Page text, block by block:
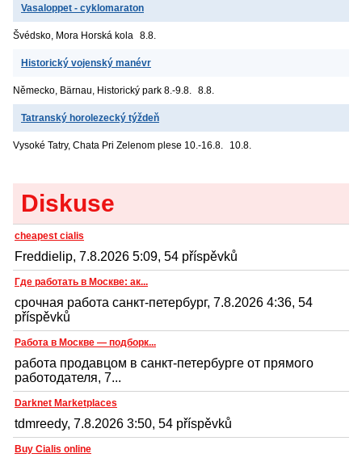
Vasaloppet - cyklomaraton
Švédsko, Mora Horská kola 8.8.
Historický vojenský manévr
Německo, Bärnau, Historický park 8.-9.8. 8.8.
Tatranský horolezecký týždeň
Vysoké Tatry, Chata Pri Zelenom plese 10.-16.8. 10.8.
Diskuse
cheapest cialis
Freddielip, 7.8.2026 5:09, 54 příspěvků
Где работать в Москве: ак...
срочная работа санкт-петербург, 7.8.2026 4:36, 54
příspěvků
Работа в Москве — подборк...
работа продавцом в санкт-петербурге от прямого
работодателя, 7...
Darknet Marketplaces
tdmreedy, 7.8.2026 3:50, 54 příspěvků
Buy Cialis online